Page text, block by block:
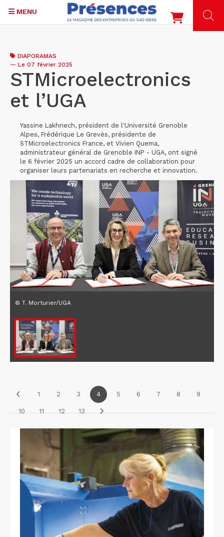
contenu
principal
MENU
DIAPORAMAS
— Le 07 février 2025
STMicroelectronics
et l’UGA
Yassine Lakhnech, président de l'Université Grenoble
Alpes, Frédérique Le Grevès, présidente de
STMicroelectronics France, et Vivien Quema,
administrateur général de Grenoble INP - UGA, ont signé
le 6 février 2025 un accord cadre de collaboration pour
organiser leurs partenariats en recherche et innovation.
© T. Morturier/UGA
1 2 3 4 5 6 7 8 9
10 11 12 13